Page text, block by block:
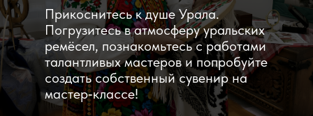
Прикоснитесь к душе Урала.
Погрузитесь в атмосферу уральских
ремёсел, познакомьтесь с работами
талантливых мастеров и попробуйте
создать собственный сувенир на
мастер‑классе!